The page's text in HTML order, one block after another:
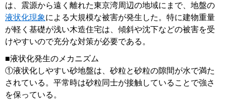
は、震源から遠く離れた東京湾周辺の地域にまで、地盤の
液状化現象による大規模な被害が発生した。特に建物重量
が軽く基礎が浅い木造住宅は、傾斜や沈下などの被害を受
けやすいので充分な対策が必要である。
■液状化発生のメカニズム
①液状化しやすい砂地盤は、砂粒と砂粒の隙間が水で満た
されている。平常時は砂粒同士が接触していることで強さ
を保っている。